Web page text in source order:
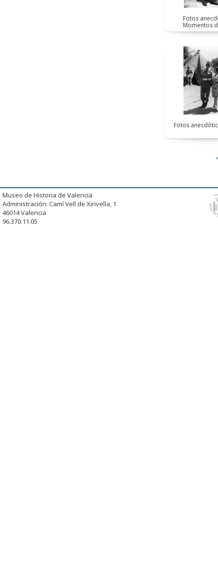
Fotos
Momentos
Fotos
Museo de Historia de Valencia
Administración: Camí Vell de Xirivella, 1
46014 Valencia
96.370.11.05